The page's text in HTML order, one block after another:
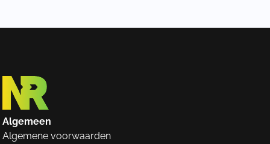
Algemeen
Algemene voorwaarden